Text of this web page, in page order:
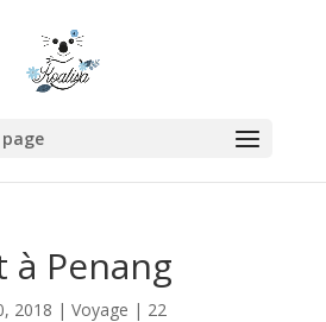
Penang
2018 | Voyage | 22